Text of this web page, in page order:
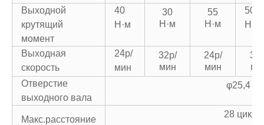
Выходной
крутящий
момент
40
Н·м
30
Н·м
55
Н·м
50
Н·м
Выходная
скорость
24р/
мин
32р/
мин
24р/
мин
Отверстие
выходного вала
φ25,4
Макс.расстояние
28